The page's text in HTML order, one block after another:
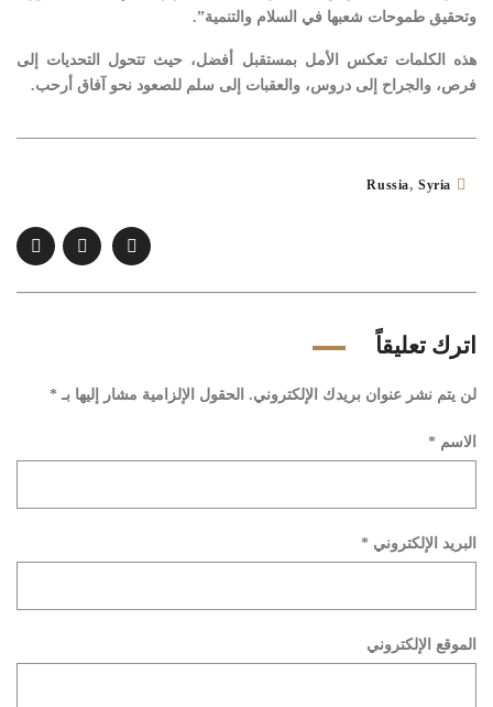
وتحقيق طموحات شعبها في السلام والتنمية”.
هذه الكلمات تعكس الأمل بمستقبل أفضل، حيث تتحول التحديات إلى
فرص، والجراح إلى دروس، والعقبات إلى سلم للصعود نحو آفاق أرحب.
Russia, Syria
اترك تعليقاً
لن يتم نشر عنوان بريدك الإلكتروني. الحقول الإلزامية مشار إليها بـ *
الاسم *
البريد الإلكتروني *
الموقع الإلكتروني